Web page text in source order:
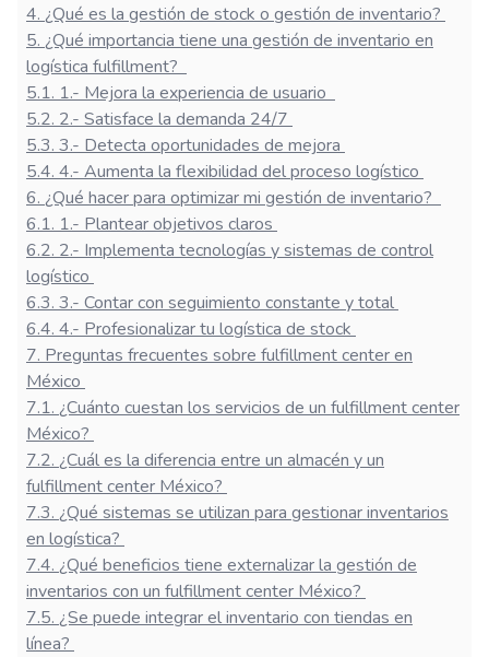
4. ¿Qué es la gestión de stock o gestión de inventario?
5. ¿Qué importancia tiene una gestión de inventario en
logística fulfillment?
5.1. 1.- Mejora la experiencia de usuario
5.2. 2.- Satisface la demanda 24/7
5.3. 3.- Detecta oportunidades de mejora
5.4. 4.- Aumenta la flexibilidad del proceso logístico
6. ¿Qué hacer para optimizar mi gestión de inventario?
6.1. 1.- Plantear objetivos claros
6.2. 2.- Implementa tecnologías y sistemas de control
logístico
6.3. 3.- Contar con seguimiento constante y total
6.4. 4.- Profesionalizar tu logística de stock
7. Preguntas frecuentes sobre fulfillment center en
México
7.1. ¿Cuánto cuestan los servicios de un fulfillment center
México?
7.2. ¿Cuál es la diferencia entre un almacén y un
fulfillment center México?
7.3. ¿Qué sistemas se utilizan para gestionar inventarios
en logística?
7.4. ¿Qué beneficios tiene externalizar la gestión de
inventarios con un fulfillment center México?
7.5. ¿Se puede integrar el inventario con tiendas en
línea?